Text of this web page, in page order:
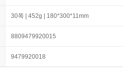
30쪽 | 452g | 180*300*11mm
8809479920015
9479920018